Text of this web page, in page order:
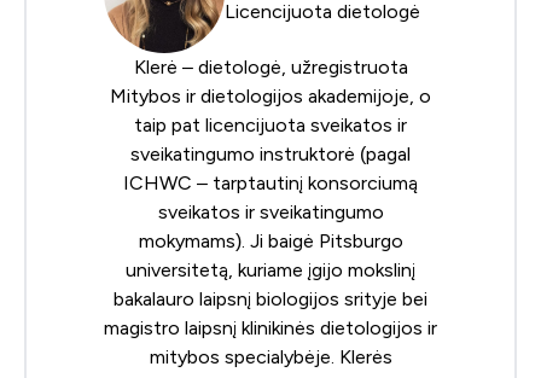
Licencijuota dietologė
Klerė – dietologė, užregistruota
Mitybos ir dietologijos akademijoje , o
taip pat licencijuota sveikatos ir
sveikatingumo instruktorė (pagal
ICHWC – tarptautinį konsorciumą
sveikatos ir sveikatingumo
mokymams). Ji baigė Pitsburgo
universitetą, kuriame įgijo mokslinį
bakalauro laipsnį biologijos srityje bei
magistro laipsnį klinikinės dietologijos ir
mitybos specialybėje. Klerės